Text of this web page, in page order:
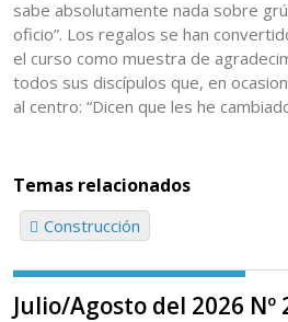
sabe absolutamente nada sobre
oficio”. Los regalos se han
el curso como muestra de
todos sus discípulos que, en
al centro: “Dicen que les he
Temas relacionados
Construcción
Julio/Agosto del 2026 Nº